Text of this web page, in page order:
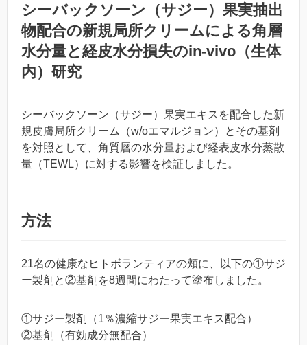
シーバックソーン（サジー）果実抽出
物配合の新規局所クリームによる角層
水分量と経皮水分損失のin-vivo（生体
内）研究
シーバックソーン（サジー）果実エキスを配合した新
規皮膚局所クリーム（w/oエマルジョン）とその基剤
を対照として、角質層の水分量および経表皮水分蒸散
量（TEWL）に対する影響を検証しました。
方法
21名の健康なヒトボランティアの頬に、以下の①サジ
ー製剤と②基剤を8週間にわたって塗布しました。
①サジー製剤（1％濃縮サジー果実エキス配合）
②基剤（有効成分無配合）